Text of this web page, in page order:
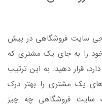
سایت فروشگاهی در پیش
خود را به جای یک مشتری که
قرار دهید. به این ترتیب
یک مشتری را بهتر درک
سایت فروشگاهی چه چیز